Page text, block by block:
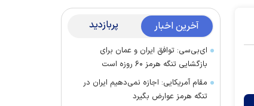
آخرین اخبار پربازدید
ای‌بی‌سی: توافق ایران و عمان برای
بازگشایی تنگه هرمز ۶۰ روزه است
مقام آمریکایی: اجازه نمی‌دهیم ایران در
تنگه هرمز عوارض بگیرد